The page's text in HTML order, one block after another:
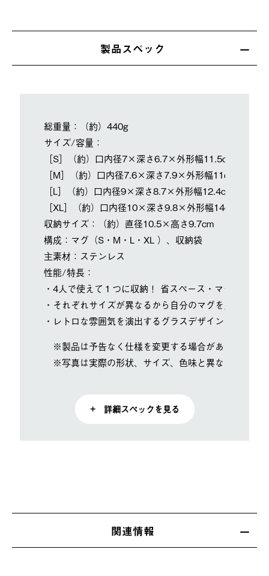
製品スペック
総重量：（約）440g
サイズ/容量：
［S］（約）口内径7×深さ6.7×外形幅11.5cm/（約
［M］（約）口内径7.6×深さ7.9×外形幅11cm/（約
［L］（約）口内径9×深さ8.7×外形幅12.4cm/（約）
［XL］（約）口内径10×深さ9.8×外形幅14cm/（約
収納サイズ：（約）直径10.5×高さ9.7cm
構成：マグ（S・M・L・XL ）、収納袋
主素材：ステンレス
性能/特長：
・4人で使えて１つに収納！ 省スペース・マグカップ
・それぞれサイズが異なるから自分のマグを見分ける
・レトロな雰囲気を演出するグラスデザイン
※製品は予告なく仕様を変更する場合があります。
※写真は実際の形状、サイズ、色味と異なる場合が
+ 詳細スペックを見る
関連情報